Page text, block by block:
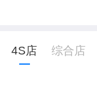
4S店 综合店